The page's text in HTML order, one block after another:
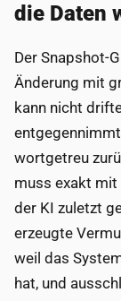
die Daten
Der Snapshot-
Änderung mit
kann nicht
wortgetreu
muss exakt
der KI zuletzt
erzeugte
weil das
hat, und